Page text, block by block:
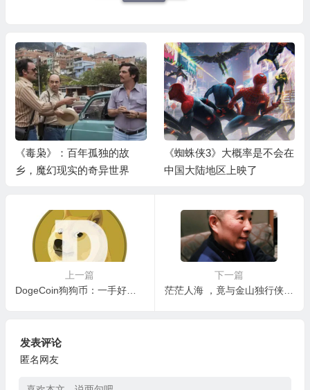
《毒枭》：百年孤独的故
乡，魔幻现实的奇异世界
《蜘蛛侠3》大概率是不会在
中国大陆地区上映了
上一篇
DogeCoin狗狗币：一手好牌，打得稀烂
下一篇
茫茫人海 ，竟与金山独行侠池敬嘉老师相遇
发表评论
匿名网友